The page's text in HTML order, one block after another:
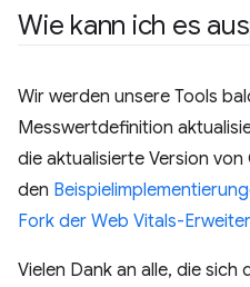
Wie kann ich es
Wir werden unsere Tools
Messwertdefinition
die aktualisierte Version
den
Fork der Web Vitals-
Vielen Dank an alle, die